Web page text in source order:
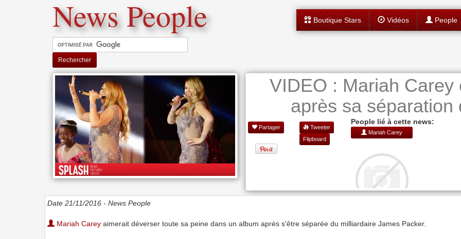
News People
Rechercher
Boutique Stars Vidéos People
VIDEO : Mariah
après sa séparation
Partager
Tweeter
Flipboard
People lié à cette news:
Mariah Carey
Date 21/11/2016 - News People
Mariah Carey aimerait déverser toute sa peine dans un album après s'être séparée du milliardaire James Packer.